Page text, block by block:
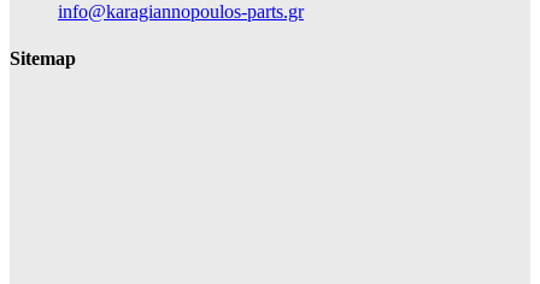
info@karagiannopoulos-parts.gr
Sitemap